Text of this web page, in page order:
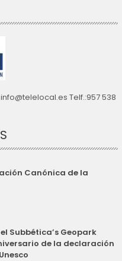
Telf.:957 538
Canónica de la
Subbética’s Geopark
de la declaración